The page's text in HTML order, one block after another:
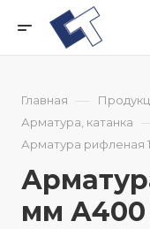
Главная —
Арматура, катанка
Арматура рифленая
мм А400